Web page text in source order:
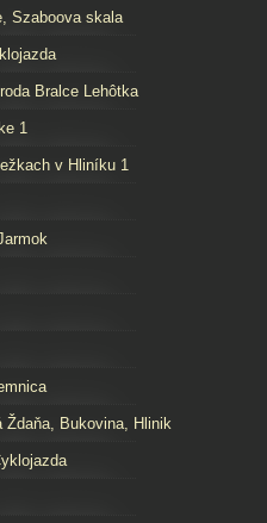
Szaboova skala
Bralce Lehôtka
1
v Hliníku 1
Ždaňa, Bukovina, Hlinik